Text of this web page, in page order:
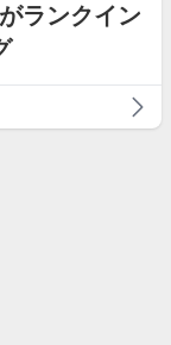
ランクイン